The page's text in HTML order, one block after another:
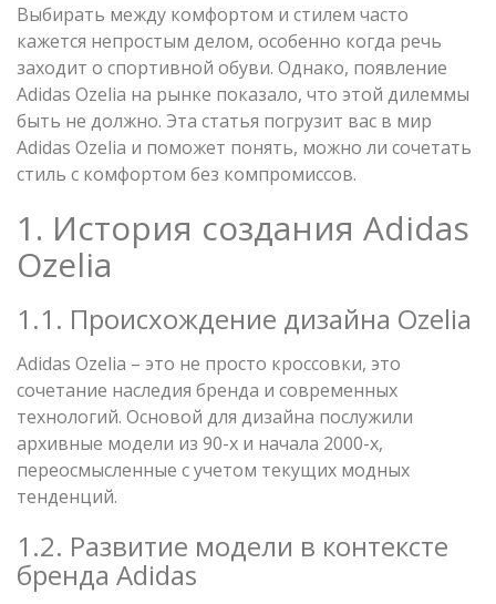
Выбирать между комфортом и стилем часто
кажется непростым делом, особенно когда речь
заходит о спортивной обуви. Однако, появление
Adidas Ozelia на рынке показало, что этой дилеммы
быть не должно. Эта статья погрузит вас в мир
Adidas Ozelia и поможет понять, можно ли сочетать
стиль с комфортом без компромиссов.
1. История создания Adidas
Ozelia
1.1. Происхождение дизайна Ozelia
Adidas Ozelia – это не просто кроссовки, это
сочетание наследия бренда и современных
технологий. Основой для дизайна послужили
архивные модели из 90-х и начала 2000-х,
переосмысленные с учетом текущих модных
тенденций.
1.2. Развитие модели в контексте
бренда Adidas